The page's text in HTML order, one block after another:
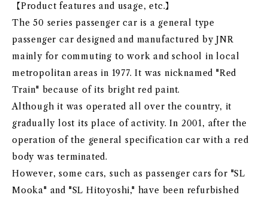
【Product features and usage, etc.】
The 50 series passenger car is a general type
passenger car designed and manufactured by JNR
mainly for commuting to work and school in local
metropolitan areas in 1977. It was nicknamed "Red
Train" because of its bright red paint.
Although it was operated all over the country, it
gradually lost its place of activity. In 2001, after the
operation of the general specification car with a red
body was terminated.
However, some cars, such as passenger cars for "SL
Mooka" and "SL Hitoyoshi," have been refurbished